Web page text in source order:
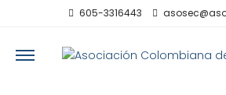
605-3316443